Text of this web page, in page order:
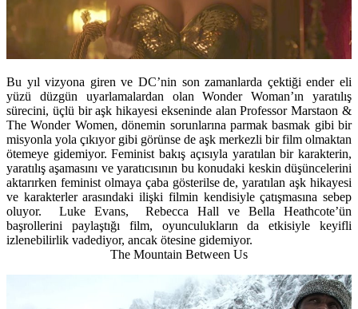
Bu yıl vizyona giren ve DC’nin son zamanlarda çektiği ender eli
yüzü düzgün uyarlamalardan olan Wonder Woman’ın yaratılış
sürecini, üçlü bir aşk hikayesi ekseninde alan Professor Marstaon &
The Wonder Women, dönemin sorunlarına parmak basmak gibi bir
misyonla yola çıkıyor gibi görünse de aşk merkezli bir film olmaktan
ötemeye gidemiyor. Feminist bakış açısıyla yaratılan bir karakterin,
yaratılış aşamasını ve yaratıcısının bu konudaki keskin düşüncelerini
aktarırken feminist olmaya çaba gösterilse de, yaratılan aşk hikayesi
ve karakterler arasındaki ilişki filmin kendisiyle çatışmasına sebep
oluyor. Luke Evans,Rebecca Hall ve Bella Heathcote’ün
başrollerini paylaştığı film, oyunculukların da etkisiyle keyifli
izlenebilirlik vadediyor, ancak ötesine gidemiyor.
The Mountain Between Us